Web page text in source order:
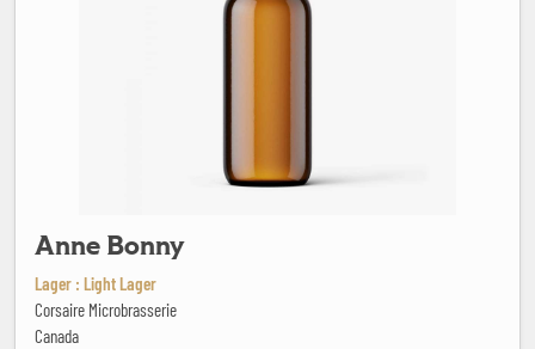
Anne Bonny
Lager : Light Lager
Corsaire Microbrasserie
Canada